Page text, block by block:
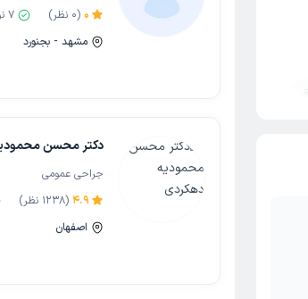
0
(
0 نظر) 7
مشهد - بجنورد
دکتر محسن
جراحی عمومی
4.9
(
1238 نظر)
اصفهان